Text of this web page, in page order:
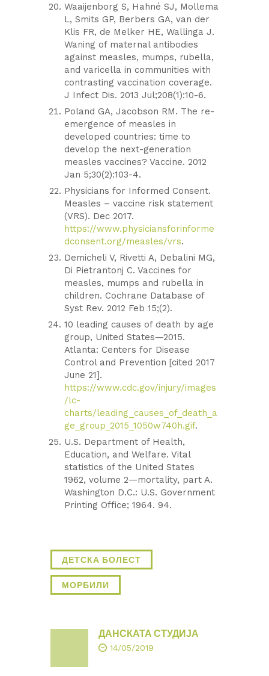
Waaijenborg S, Hahné SJ, Mollema
L, Smits GP, Berbers GA, van der
Klis FR, de Melker HE, Wallinga J.
Waning of maternal antibodies
against measles, mumps, rubella,
and varicella in communities with
contrasting vaccination coverage.
J Infect Dis. 2013 Jul;208(1):10-6.
Poland GA, Jacobson RM. The re-
emergence of measles in
developed countries: time to
develop the next-generation
measles vaccines? Vaccine. 2012
Jan 5;30(2):103-4.
Physicians for Informed Consent.
Measles – vaccine risk statement
(VRS). Dec 2017.
https://www.physiciansforinforme
dconsent.org/measles/vrs.
Demicheli V, Rivetti A, Debalini MG,
Di Pietrantonj C. Vaccines for
measles, mumps and rubella in
children. Cochrane Database of
Syst Rev. 2012 Feb 15;(2).
10 leading causes of death by age
group, United States—2015.
Atlanta: Centers for Disease
Control and Prevention [cited 2017
June 21].
https://www.cdc.gov/injury/images
/lc-
charts/leading_causes_of_death_a
ge_group_2015_1050w740h.gif.
U.S. Department of Health,
Education, and Welfare. Vital
statistics of the United States
1962, volume 2—mortality, part A.
Washington D.C.: U.S. Government
Printing Office; 1964. 94.
ДЕТСКА БОЛЕСТ
МОРБИЛИ
ДАНСКАТА СТУДИЈА
14/05/2019